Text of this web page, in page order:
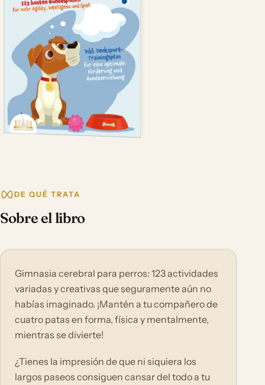
DE QUÉ TRATA
Sobre el libro
Gimnasia cerebral para perros: 123 actividades
variadas y creativas que seguramente aún no
habías imaginado. ¡Mantén a tu compañero de
cuatro patas en forma, física y mentalmente,
mientras se divierte!
¿Tienes la impresión de que ni siquiera los
largos paseos consiguen cansar del todo a tu